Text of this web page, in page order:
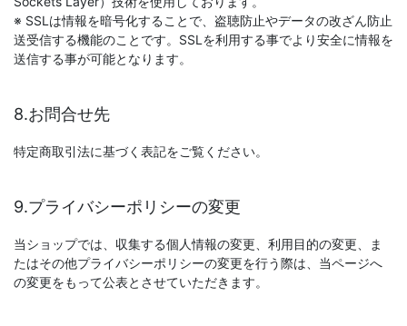
※ SSLは情報を暗号化することで、盗聴防止やデータの改ざん防止
送受信する機能のことです。SSLを利用する事でより安全に情報を
送信する事が可能となります。
8.お問合せ先
特定商取引法に基づく表記をご覧ください。
9.プライバシーポリシーの変更
当ショップでは、収集する個人情報の変更、利用目的の変更、ま
たはその他プライバシーポリシーの変更を行う際は、当ページへ
の変更をもって公表とさせていただきます。